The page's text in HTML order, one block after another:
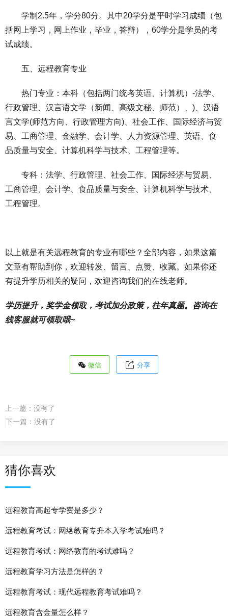
学制2.5年，学分80分。其中20学分是平时学习成绩（包
括网上学习，网上作业，毕业，答辩），60学分是学员的考
试成绩。
五、远程教育专业
热门专业：本科（包括两门统考英语、计算机）-法学、
行政管理、汉言语文学（新闻、高级文秘、师范）、)、汉语
言文学(师范方向、行政管理方向)、社会工作、国际经济与贸
易、工商管理、金融学、会计学、人力资源管理、英语、食
品质量与安全、计算机科学与技术、工程管理等。
专科：法学、行政管理、社会工作、国际经济与贸易、
工商管理、会计学、食品质量与安全、计算机科学与技术、
工程管理。
以上就是有关远程教育的专业有哪些？全部内容，如果这篇
文章有帮助到你，欢迎转发、留言、点赞、收藏。如果你还
有提升学历相关的疑问，欢迎咨询我们的在线老师。
学历提升，奖学金领取，考试加分政策，往年真题。咨询在
线客服就可领取哦~
微信 分享
上一篇：没有了
下一篇：没有了
猜你喜欢
远程教育高起专学费是多少？
远程教育考试：网络教育专升本入学考试难吗？
远程教育考试：网络教育的考试难吗？
远程教育学习方法是怎样的？
远程教育考试：现代远程教育考试难吗？
远程教育含金量怎么样？